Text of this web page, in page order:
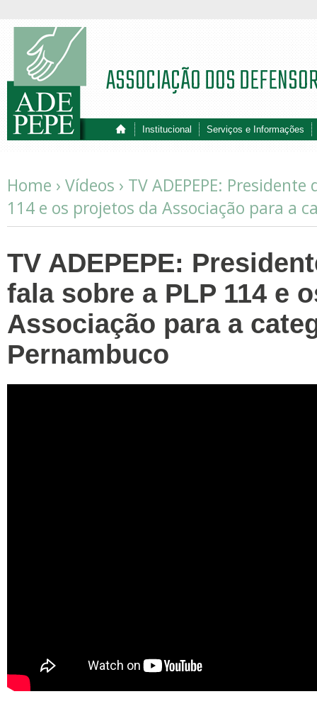
Institucional Serviços e Informações
ASSOCIAÇÃO DOS
Home › Vídeos › TV ADEPEPE: Presidente
114 e os projetos da Associação para a
TV ADEPEPE:
fala sobre a PLP 114 e
Associação para a
Pernambuco